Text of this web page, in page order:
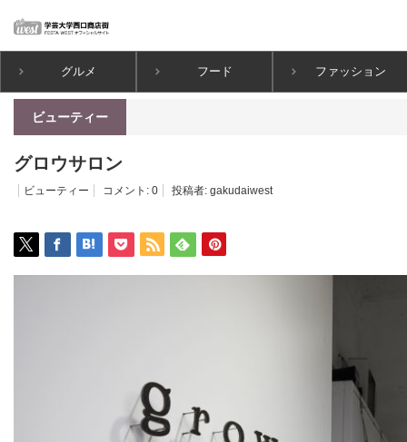
グルメ フード ファッション
ホーム ビューティー グロウサロン
ビューティー
グロウサロン
ビューティー コメント: 0 投稿者: gakudaiwest